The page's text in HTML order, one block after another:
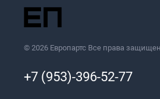
© 2026 Европартс Все права
+7 (953)-396-52-77